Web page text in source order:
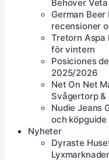
Behöver Veta
German Beer
recensioner
Tretorn Aspa
för vintern
Posiciones
2025/2026
Net On Net
Svågertorp &
Nudie Jeans
och köpguide
Nyheter
Dyraste